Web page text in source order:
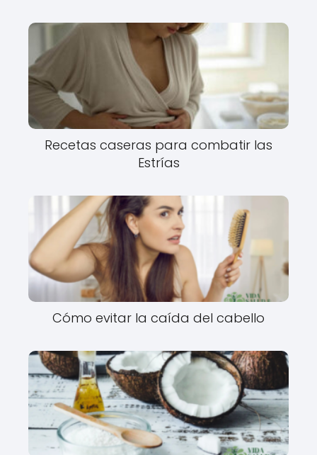
Recetas caseras para combatir las
Estrías
Cómo evitar la caída del cabello